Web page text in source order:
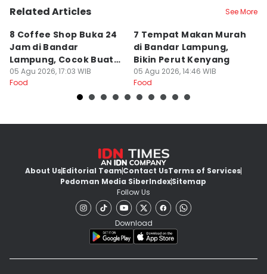
Related Articles See More
8 Coffee Shop Buka 24
Jam di Bandar
Lampung, Cocok Buat
Begadang
05 Agu 2026, 17:03 WIB
Food
7 Tempat Makan Murah
di Bandar Lampung,
Bikin Perut Kenyang
05 Agu 2026, 14:46 WIB
Food
About UsEditorial TeamContact UsTerms of Services
Pedoman Media SiberIndexSitemap
Follow Us
Download